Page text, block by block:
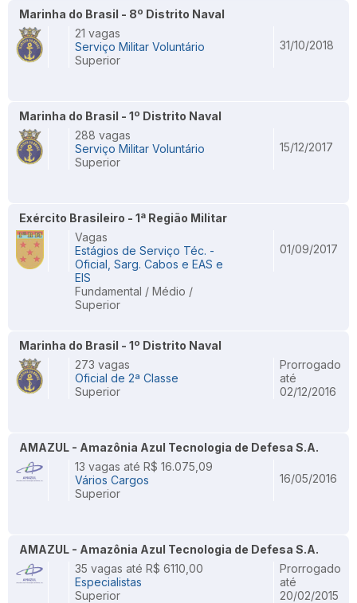
Marinha do Brasil - 8º Distrito Naval
21 vagas
Serviço Militar Voluntário
Superior
31/10/2018
Marinha do Brasil - 1º Distrito Naval
288 vagas
Serviço Militar Voluntário
Superior
15/12/2017
Exército Brasileiro - 1ª Região Militar
Vagas
Estágios de Serviço Téc. -
Oficial, Sarg. Cabos e EAS e
EIS
Fundamental / Médio /
Superior
01/09/2017
Marinha do Brasil - 1º Distrito Naval
273 vagas
Oficial de 2ª Classe
Superior
Prorrogado
até
02/12/2016
AMAZUL - Amazônia Azul Tecnologia de Defesa S.A.
13 vagas até R$ 16.075,09
Vários Cargos
Superior
16/05/2016
AMAZUL - Amazônia Azul Tecnologia de Defesa S.A.
35 vagas até R$ 6110,00
Especialistas
Superior
Prorrogado
até
20/02/2015